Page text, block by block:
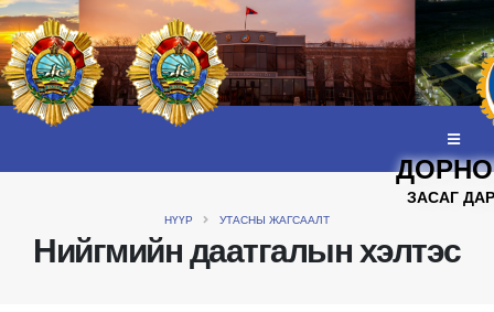
ЗАСАГ
Нийгмийн даатгалын хэлтэс
НҮҮР УТАСНЫ ЖАГСААЛТ